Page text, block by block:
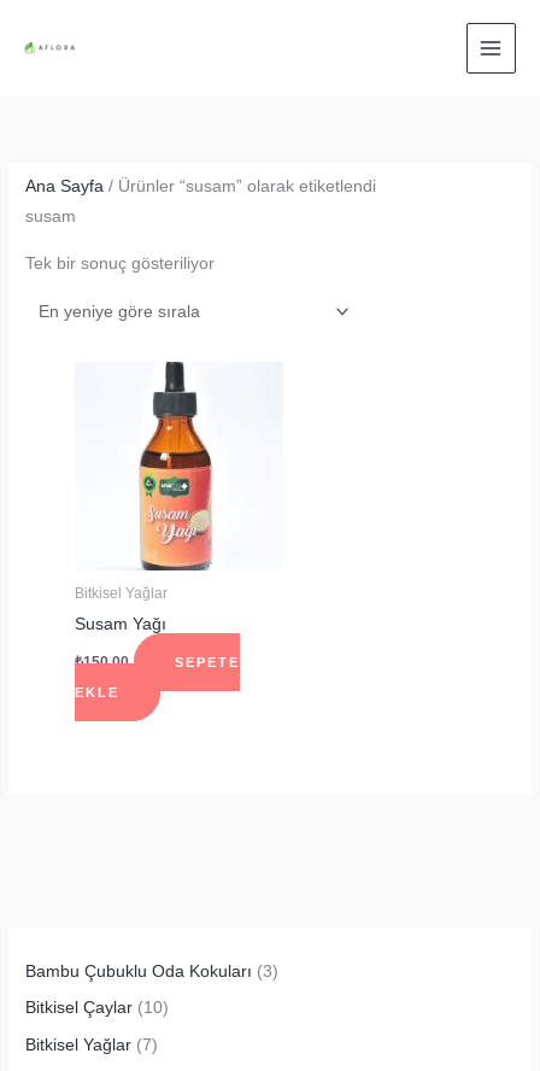
atla
Bambu Çubuklu Oda Kokuları (3)
Bitkisel Çaylar (10)
Bitkisel Yağlar (7)
Ana Sayfa / Ürünler “susam” olarak etiketlendi
susam
Tek bir sonuç gösteriliyor
Bitkisel Yağlar
Susam Yağı
₺150.00 SEPETE
EKLE